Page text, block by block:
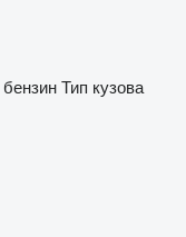
бензин Тип кузова